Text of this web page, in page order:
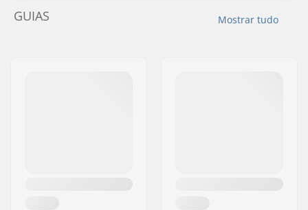
Mostrar tudo
GUIAS